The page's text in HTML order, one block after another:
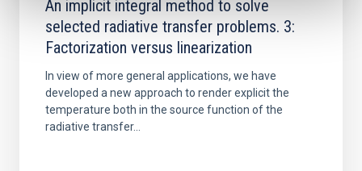
An implicit integral method to solve
selected radiative transfer problems. 3:
Factorization versus linearization
In view of more general applications, we have
developed a new approach to render explicit the
temperature both in the source function of the
radiative transfer...